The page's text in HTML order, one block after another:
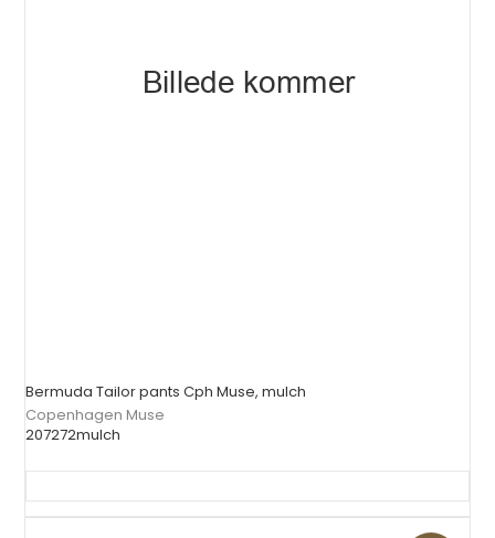
Bermuda Tailor pants Cph Muse, mulch
Copenhagen Muse
207272mulch